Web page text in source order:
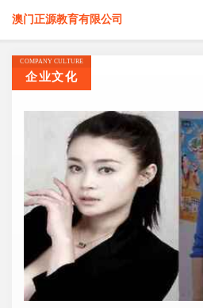
澳门正源教育有限公司
COMPANY CULTURE
企业文化